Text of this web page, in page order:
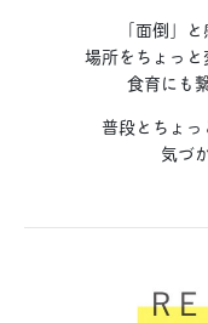
「面倒」
場所をちょっと
食育にも
普段とちょ
気づ